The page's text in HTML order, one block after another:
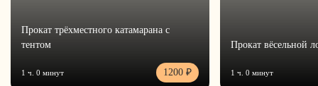
Прокат трёхместного катамарана с
тентом
1 ч. 0 минут 1200 ₽
Прокат вёсельной
1 ч. 0 минут